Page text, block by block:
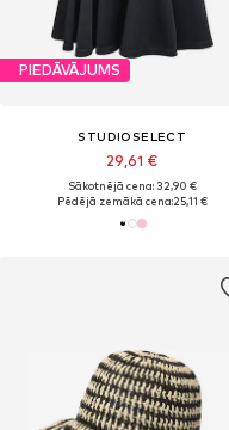
PIEDĀVĀJUMS
STUDIOSELECT
29,61 €
Sākotnējā cena: 32,90 €
Pēdējā zemākā cena:25,11 €